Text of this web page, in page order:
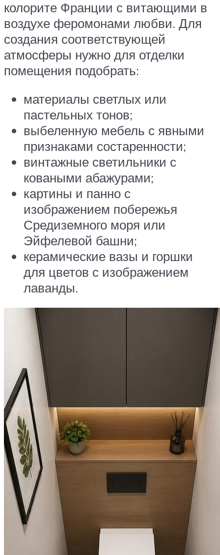
колорите Франции с витающими в
воздухе феромонами любви. Для
создания соответствующей
атмосферы нужно для отделки
помещения подобрать:
материалы светлых или
пастельных тонов;
выбеленную мебель с явными
признаками состаренности;
винтажные светильники с
коваными абажурами;
картины и панно с
изображением побережья
Средиземного моря или
Эйфелевой башни;
керамические вазы и горшки
для цветов с изображением
лаванды.